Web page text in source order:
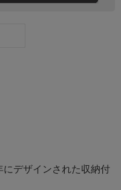
にデザインされた収納付